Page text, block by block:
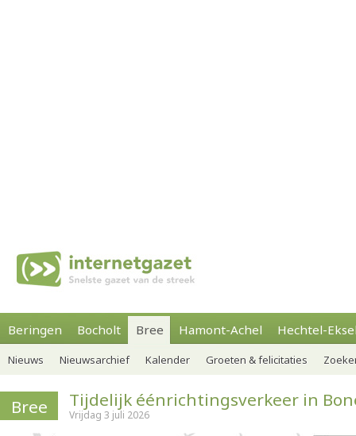
Beringen Bocholt Bree Hamont-Achel Hechtel-
Nieuws Nieuwsarchief Kalender Groeten & felicitaties
Bree Tijdelijk éénrichtingsverkeer in
Vrijdag 3 juli 2026